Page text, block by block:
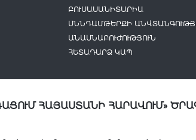
ԲՈՒՍԱՍԱՆԻՏԱՐԻԱ
ՍՆՆԴԱՄԹԵՐՔԻ
ԱՆԱՍՆԱԲՈՒԺՈՒԹՅՈՒՆ
ՀԵՏԱԴԱՐՁ ԿԱՊ
ՀԱՅԱՍՏԱՆԻ ՀԱՐԱՎՈՒՄ»